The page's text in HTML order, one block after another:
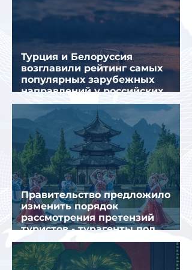
Турция и Белоруссия
возглавили рейтинг самых
популярных зарубежных
направлений у российских
туристов летом
Правительство предложило
изменить порядок
рассмотрения претензий
туристов - турагенты под
ударом!